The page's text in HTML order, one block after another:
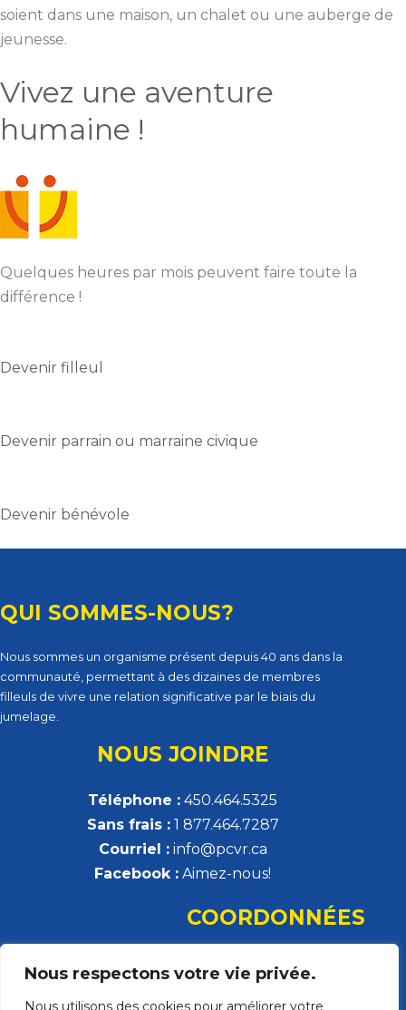
Nous respectons votre vie privée.
Nous utilisons des cookies pour améliorer votre
soient dans une maison, un chalet ou une auberge de
jeunesse.
Vivez une aventure
humaine !
Quelques heures par mois peuvent faire toute la
différence !
Devenir filleul
Devenir parrain ou marraine civique
Devenir bénévole
QUI SOMMES-NOUS?
Nous sommes un organisme présent depuis 40 ans dans la
communauté, permettant à des dizaines de membres
filleuls de vivre une relation significative par le biais du
jumelage.
NOUS JOINDRE
Téléphone : 450.464.5325
Sans frais : 1 877.464.7287
Courriel : info@pcvr.ca
Facebook : Aimez-nous!
COORDONNÉES
Parrainage civique de la Vallée-du-Richelieu
308, rue Montsabré, local 132